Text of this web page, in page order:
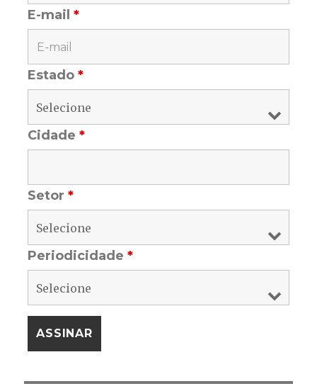
E-mail*
Estado*
Cidade*
Setor*
Periodicidade*